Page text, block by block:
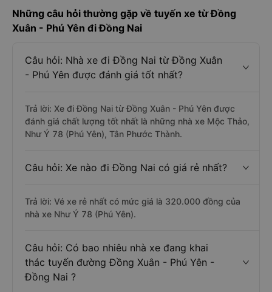
Những câu hỏi thường gặp về tuyến xe từ Đồng
Xuân - Phú Yên đi Đồng Nai
Câu hỏi: Nhà xe đi Đồng Nai từ Đồng Xuân
- Phú Yên được đánh giá tốt nhất?
Trả lời: Xe đi Đồng Nai từ Đồng Xuân - Phú Yên được
đánh giá chất lượng tốt nhất là những nhà xe Mộc Thảo,
Như Ý 78 (Phú Yên), Tân Phước Thành.
Câu hỏi: Xe nào đi Đồng Nai có giá rẻ nhất?
Trả lời: Vé xe rẻ nhất có mức giá là 320.000 đồng của
nhà xe Như Ý 78 (Phú Yên).
Câu hỏi: Có bao nhiêu nhà xe đang khai
thác tuyến đường Đồng Xuân - Phú Yên -
Đồng Nai ?